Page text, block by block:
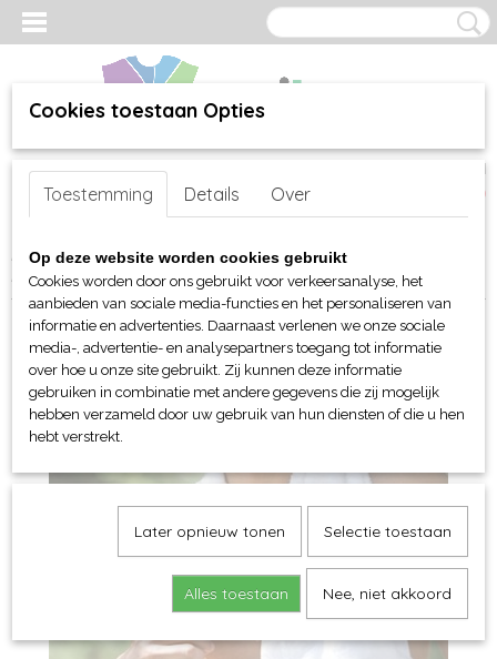
Inloggen Registreren
(0)
Home >webshop>Bed-, Bad-, Keuken en Tafellinnen
Handdoeken en Strandlakens> TC Classic sporthanddoek
Cookies toestaan Opties
Toestemming Details Over
Op deze website worden cookies gebruikt
Cookies worden door ons gebruikt voor verkeersanalyse, het
aanbieden van sociale media-functies en het personaliseren van
informatie en advertenties. Daarnaast verlenen we onze sociale
media-, advertentie- en analysepartners toegang tot informatie
over hoe u onze site gebruikt. Zij kunnen deze informatie
gebruiken in combinatie met andere gegevens die zij mogelijk
hebben verzameld door uw gebruik van hun diensten of die u hen
hebt verstrekt.
Later opnieuw tonen Selectie toestaan
Alles toestaan Nee, niet akkoord